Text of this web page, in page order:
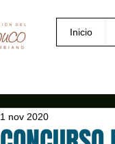
Inicio
1 nov 2020